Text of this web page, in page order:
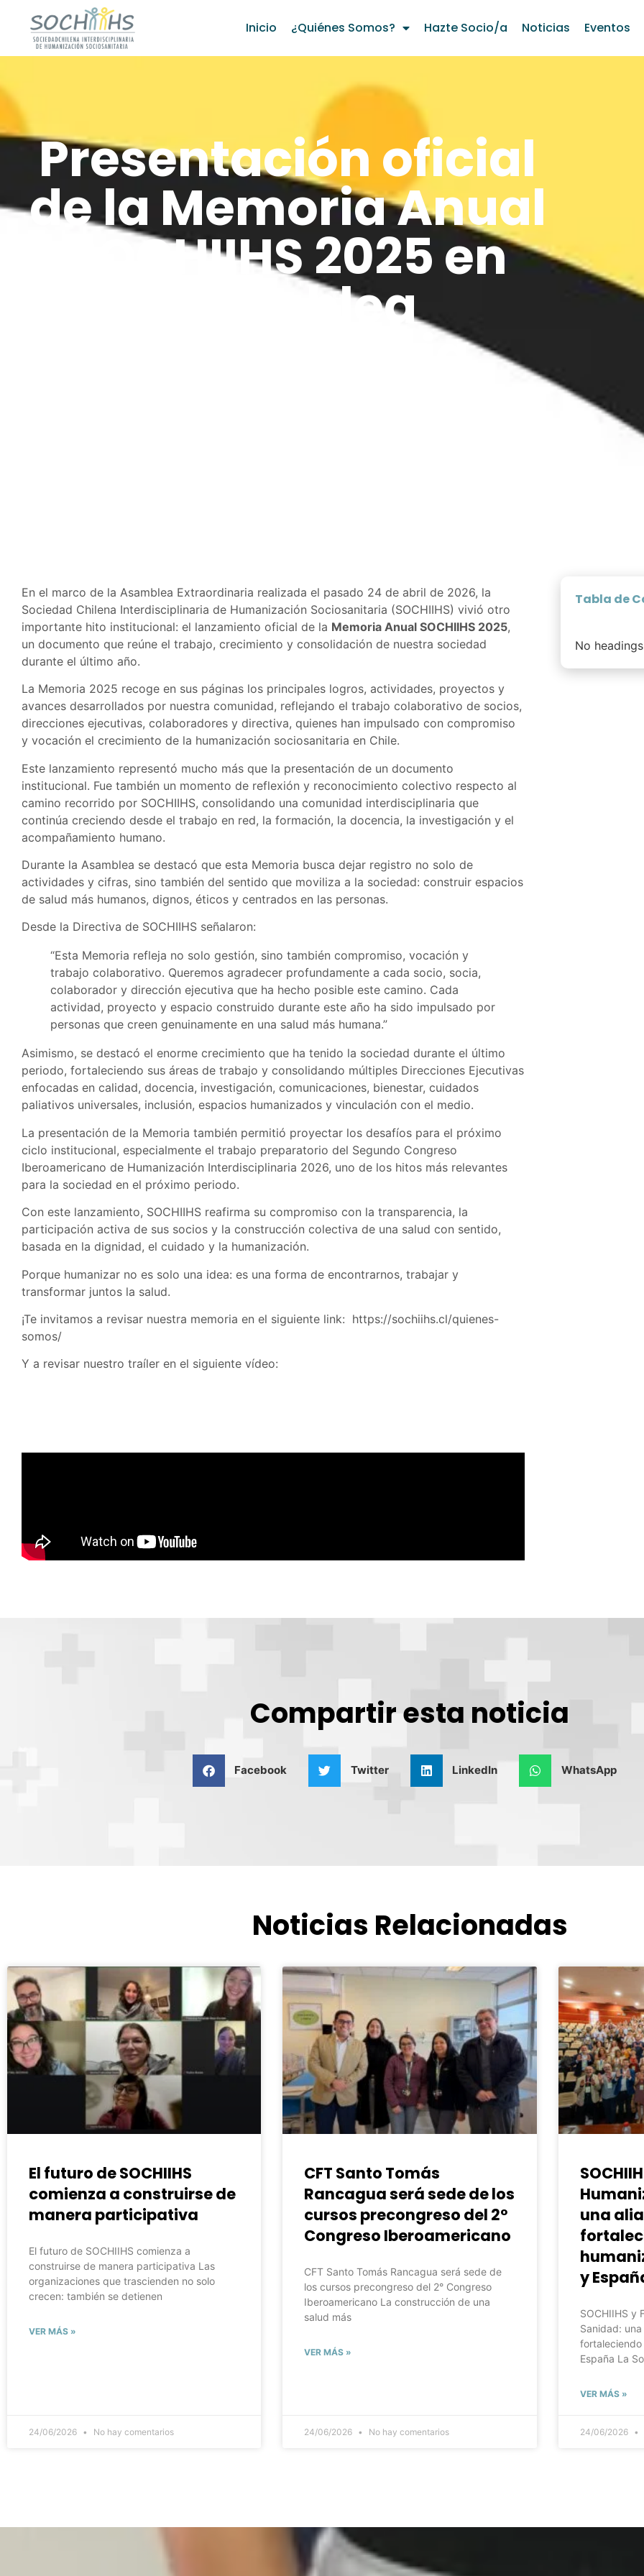
Inicio ¿Quiénes Somos? Hazte Socio/a Noticias Eventos
Presentación oficial
de la Memoria Anual
SOCHIIHS 2025 en
Asamblea
Extraordinaria
En el marco de la Asamblea Extraordinaria realizada el pasado 24 de abril de 2026, la
Sociedad Chilena Interdisciplinaria de Humanización Sociosanitaria (SOCHIIHS) vivió otro
importante hito institucional: el lanzamiento oficial de la Memoria Anual SOCHIIHS 2025,
un documento que reúne el trabajo, crecimiento y consolidación de nuestra sociedad
durante el último año.
La Memoria 2025 recoge en sus páginas los principales logros, actividades, proyectos y
avances desarrollados por nuestra comunidad, reflejando el trabajo colaborativo de socios,
direcciones ejecutivas, colaboradores y directiva, quienes han impulsado con compromiso
y vocación el crecimiento de la humanización sociosanitaria en Chile.
Este lanzamiento representó mucho más que la presentación de un documento
institucional. Fue también un momento de reflexión y reconocimiento colectivo respecto al
camino recorrido por SOCHIIHS, consolidando una comunidad interdisciplinaria que
continúa creciendo desde el trabajo en red, la formación, la docencia, la investigación y el
acompañamiento humano.
Durante la Asamblea se destacó que esta Memoria busca dejar registro no solo de
actividades y cifras, sino también del sentido que moviliza a la sociedad: construir espacios
de salud más humanos, dignos, éticos y centrados en las personas.
Desde la Directiva de SOCHIIHS señalaron:
“Esta Memoria refleja no solo gestión, sino también compromiso, vocación y
trabajo colaborativo. Queremos agradecer profundamente a cada socio, socia,
colaborador y dirección ejecutiva que ha hecho posible este camino. Cada
actividad, proyecto y espacio construido durante este año ha sido impulsado por
personas que creen genuinamente en una salud más humana.”
Asimismo, se destacó el enorme crecimiento que ha tenido la sociedad durante el último
periodo, fortaleciendo sus áreas de trabajo y consolidando múltiples Direcciones Ejecutivas
enfocadas en calidad, docencia, investigación, comunicaciones, bienestar, cuidados
paliativos universales, inclusión, espacios humanizados y vinculación con el medio.
La presentación de la Memoria también permitió proyectar los desafíos para el próximo
ciclo institucional, especialmente el trabajo preparatorio del Segundo Congreso
Iberoamericano de Humanización Interdisciplinaria 2026, uno de los hitos más relevantes
para la sociedad en el próximo periodo.
Con este lanzamiento, SOCHIIHS reafirma su compromiso con la transparencia, la
participación activa de sus socios y la construcción colectiva de una salud con sentido,
basada en la dignidad, el cuidado y la humanización.
Porque humanizar no es solo una idea: es una forma de encontrarnos, trabajar y
transformar juntos la salud.
¡Te invitamos a revisar nuestra memoria en el siguiente link: https://sochiihs.cl/quienes-
somos/
Y a revisar nuestro traíler en el siguiente vídeo:
Tabla de
No
Compartir esta noticia
Facebook Twitter LinkedIn WhatsApp
Noticias Relacionadas
El futuro de SOCHIIHS
comienza a construirse de
manera participativa
El futuro de SOCHIIHS comienza a
construirse de manera participativa Las
organizaciones que trascienden no solo
crecen: también se detienen
VER MÁS »
24/06/2026 No hay comentarios
CFT Santo Tomás
Rancagua será sede de los
cursos precongreso del 2°
Congreso Iberoamericano
CFT Santo Tomás Rancagua será sede de
los cursos precongreso del 2° Congreso
Iberoamericano La construcción de una
salud más
VER MÁS »
24/06/2026 No hay comentarios
una
y
SOCHIIHS y
Sanidad:
fortaleciendo
España La
VER MÁS »
24/06/2026